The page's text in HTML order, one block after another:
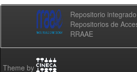
Repositorio
Repositorios de
RRAAE
Theme by